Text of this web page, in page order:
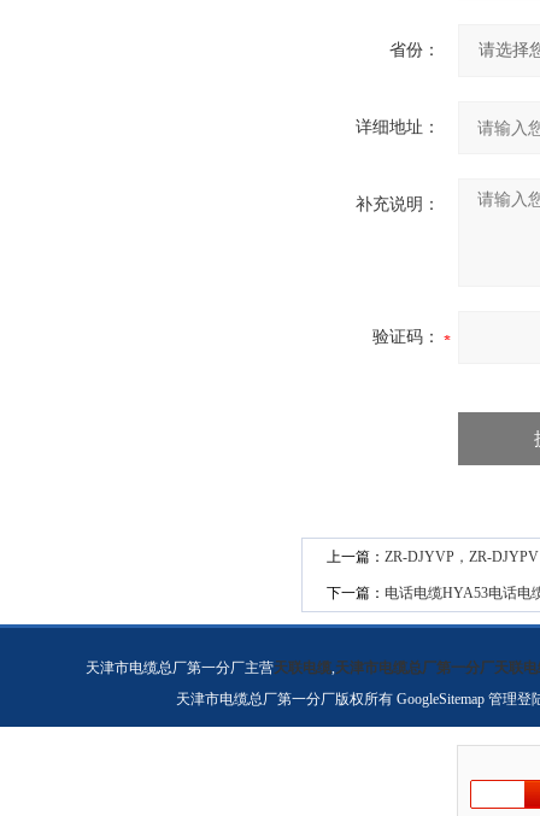
省份：
详细地址：
补充说明：
验证码：
上一篇： ZR-DJYVP，ZR-
下一篇： 电话电缆HYA53电话电
天津市电缆总厂第一分厂主营天联电缆,天津市电缆总厂第一分厂天联电
天津市电缆总厂第一分厂版权所有 GoogleSitemap 管理登